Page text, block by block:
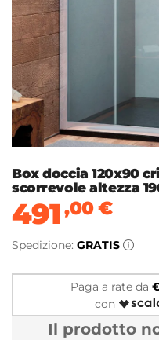
Box doccia 120x90
scorrevole altezza
491,00€
Spedizione: GRATIS
Paga a rate da
con
Il prodotto